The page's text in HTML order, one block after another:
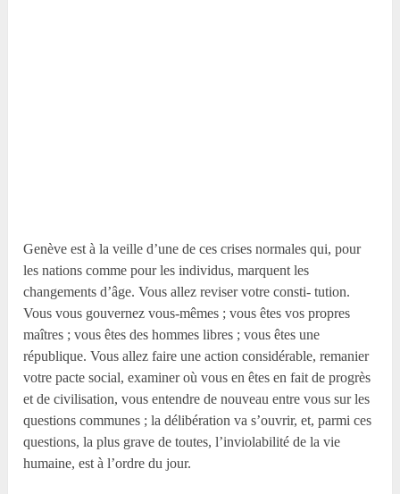
Genève est à la veille d’une de ces crises normales qui, pour
les nations comme pour les individus, marquent les
changements d’âge. Vous allez reviser votre consti- tution.
Vous vous gouvernez vous-mêmes ; vous êtes vos propres
maîtres ; vous êtes des hommes libres ; vous êtes une
république. Vous allez faire une action considérable, remanier
votre pacte social, examiner où vous en êtes en fait de progrès
et de civilisation, vous entendre de nouveau entre vous sur les
questions communes ; la délibération va s’ouvrir, et, parmi ces
questions, la plus grave de toutes, l’inviolabilité de la vie
humaine, est à l’ordre du jour.